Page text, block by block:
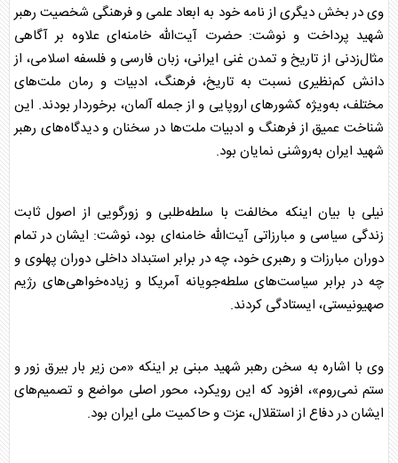
وی در بخش دیگری از نامه خود به ابعاد علمی و فرهنگی شخصیت رهبر
شهید پرداخت و نوشت: حضرت آیت‌الله خامنه‌ای علاوه بر آگاهی
مثال‌زدنی از تاریخ و تمدن غنی ایرانی، زبان فارسی و فلسفه اسلامی، از
دانش کم‌نظیری نسبت به تاریخ، فرهنگ، ادبیات و رمان ملت‌های
مختلف، به‌ویژه کشورهای اروپایی و از جملهآلمان، برخوردار بودند. این
شناخت عمیق از فرهنگ و ادبیات ملت‌ها در سخنان و دیدگاه‌های رهبر
شهید ایران به‌روشنی نمایان بود.
نیلی با بیان اینکه مخالفت با سلطه‌طلبی و زورگویی از اصول ثابت
زندگی سیاسی و مبارزاتی آیت‌الله خامنه‌ای بود، نوشت: ایشان در تمام
دوران مبارزات و رهبری خود، چه در برابر استبداد داخلی دوران پهلوی و
چه در برابر سیاست‌های سلطه‌جویانه آمریکا و زیاده‌خواهی‌های رژیم
صهیونیستی، ایستادگی کردند.
وی با اشاره به سخن رهبر شهید مبنی بر اینکه «من زیر بار بیرق زور و
ستم نمی‌روم»، افزود که این رویکرد، محور اصلی مواضع و تصمیم‌های
ایشان در دفاع از استقلال، عزت و حاکمیت ملی ایران بود.